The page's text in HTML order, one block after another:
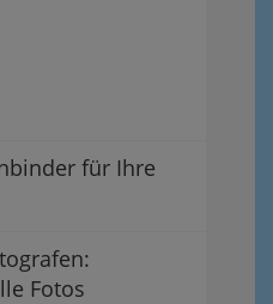
für Ihre
Fotos